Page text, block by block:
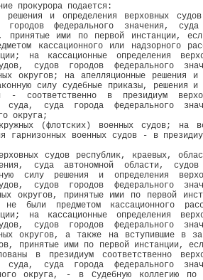
прокурора подается:
и определения верховных судов
федерального значения, суда
принятые ими по первой инстанции,
кассационного или надзорного
на кассационные определения
судов городов федерального
округов; на апелляционные решения и
силу судебные приказы, решения и
соответственно в президиум
суда, суда города федерального
округа;
(флотских) военных судов; на
гарнизонных военных судов - в
судов республик, краевых,
суда автономной области, судов
силу решения и определения
судов городов федерального
округов, принятые ими по первой
были предметом кассационного
на кассационные определения
судов городов федерального
округов, а также на вступившие в
принятые ими по первой инстанции,
в президиум соответственно
суда, суда города федерального
округа, - в Судебную коллегию по